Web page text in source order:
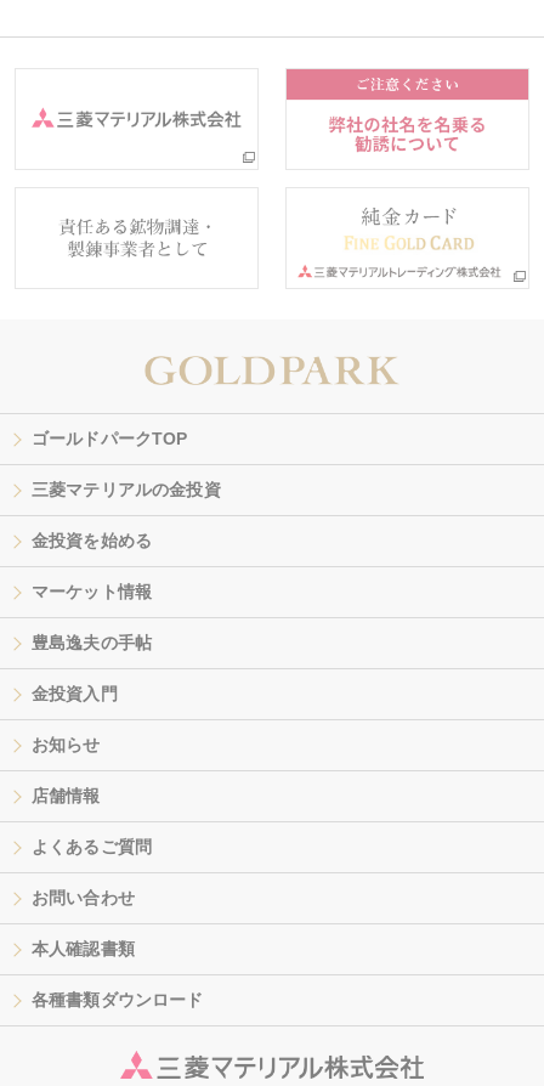
ゴールドパークTOP
三菱マテリアルの金投資
金投資を始める
マーケット情報
豊島逸夫の手帖
金投資入門
お知らせ
店舗情報
よくあるご質問
お問い合わせ
本人確認書類
各種書類ダウンロード